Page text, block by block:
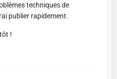
techniques de
publier rapidement.
!